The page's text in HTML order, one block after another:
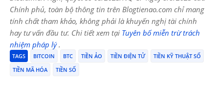
Chính phủ, toàn bộ thông tin trên Blogtienao.com chỉ mang
tính chất tham khảo, không phải là khuyến nghị tài chính
hay tư vấn đầu tư. Chi tiết xem tại Tuyên bố miễn trừ trách
nhiệm pháp lý.
TAGS BITCOIN BTC TIỀN ẢO TIỀN ĐIỆN TỬ
TIỀN KỸ THUẬT SỐ
TIỀN MÃ HÓA
TIỀN SỐ